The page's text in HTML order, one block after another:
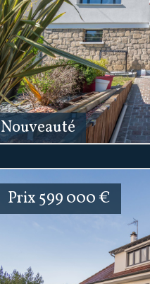
Nouveauté
Prix599 000€